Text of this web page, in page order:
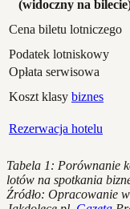
(widoczny na
Cena biletu lotniczego
Podatek lotniskowy
Opłata serwisowa
Koszt klasy biznes
Rezerwacja hotelu
Tabela 1: Porównanie
lotów na spotkania
Źródło: Opracowanie